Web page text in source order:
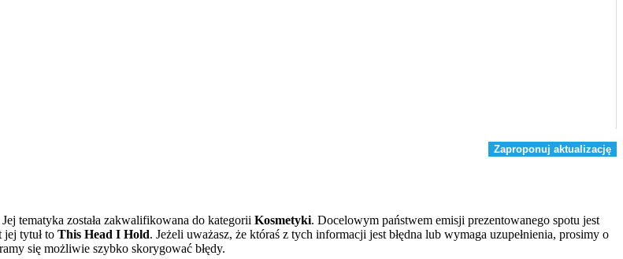
Zaproponuj aktualizację
Jej tematyka została zakwalifikowana do kategorii Kosmetyki. Docelowym państwem emisji prezentowanego spotu jest
jej tytuł to This Head I Hold. Jeżeli uważasz, że któraś z tych informacji jest błędna lub wymaga uzupełnienia, prosimy o
się możliwie szybko skorygować błędy.